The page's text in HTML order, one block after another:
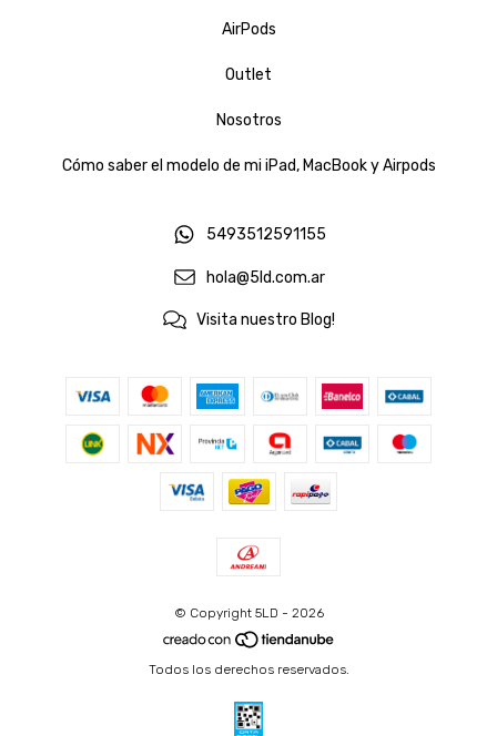
AirPods
Outlet
Nosotros
Cómo saber el modelo de mi iPad, MacBook y Airpods
5493512591155
hola@5ld.com.ar
Visita nuestro Blog!
© Copyright 5LD - 2026
Todos los derechos reservados.